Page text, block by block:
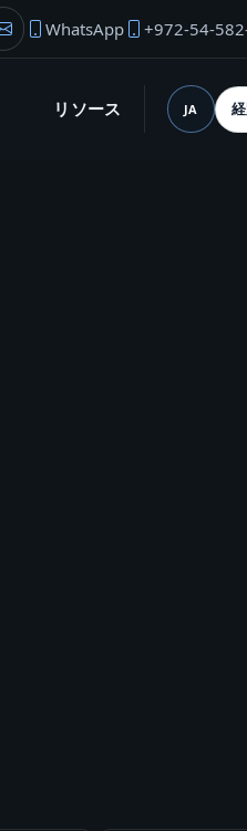
創業者のメール
WhatsApp +972-54-
リソース 言語
JA